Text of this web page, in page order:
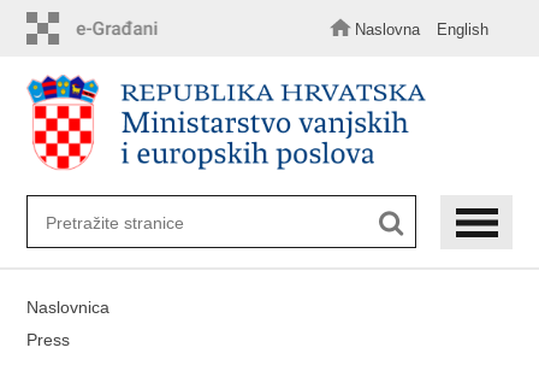
sadržaj
Naslovna English
Naslovnica
Press